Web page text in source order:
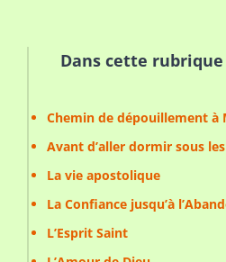
Dans cette rubrique
Chemin de dépouillement à
Avant d’aller dormir sous
La vie apostolique
La Confiance jusqu’à
L’Esprit Saint